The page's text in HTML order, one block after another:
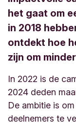
het gaat om
in 2018
ontdekt hoe
zĳn om
In 2022 is de
2024 deden
De ambitie is
deelnemers te